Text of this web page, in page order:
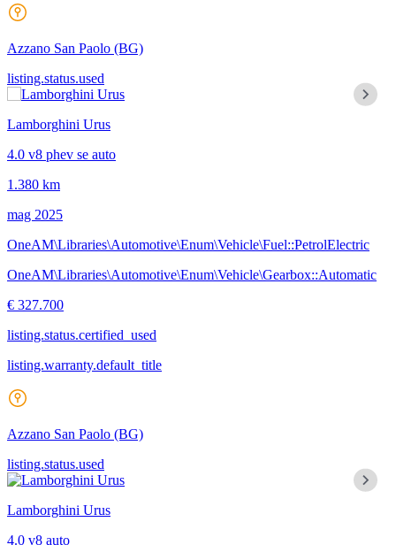
Azzano San Paolo (BG)
listing.status.used
Lamborghini Urus
4.0 v8 phev se auto
1.380 km
mag 2025
OneAM\Libraries\Automotive\Enum\Vehicle\Fuel::PetrolElectric
OneAM\Libraries\Automotive\Enum\Vehicle\Gearbox::Automatic
€ 327.700
listing.status.certified_used
listing.warranty.default_title
Azzano San Paolo (BG)
listing.status.used
Lamborghini Urus
4.0 v8 auto